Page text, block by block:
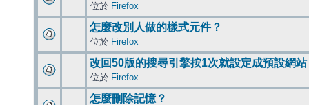
位於 Firefox
怎麼改別人做的樣式元件？
位於 Firefox
改回50版的搜尋引擎按1次就設定成預設網站
位於 Firefox
怎麼刪除記憶？